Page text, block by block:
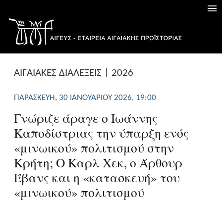
AΙΓΑΙΑΚΕΣ ΔΙΑΛΕΞΕΙΣ | 2026
ΠΑΡΑΣΚΕΥΉ, 30 ΙΑΝΟΥΑΡΊΟΥ 2026, 19:00
Γνώριζε άραγε ο Ιωάννης
Καποδίστριας την ύπαρξη ενός
«μινωικού» πολιτισμού στην
Κρήτη; Ο Καρλ Χεκ, ο Άρθουρ
Έβανς και η «κατασκευή» του
«μινωικού» πολιτισμού